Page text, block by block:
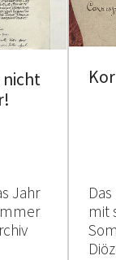
nicht
Jahr
mit